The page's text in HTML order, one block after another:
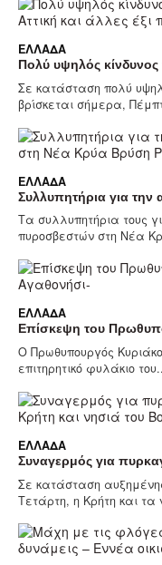
ΕΛΛΆΔΑ
Πολύ υψηλός
Σε κατάσταση πολύ
βρίσκεται σήμερα,
ΕΛΛΆΔΑ
Συλλυπητήρια για
Τα συλλυπητήρια τους
πυροσβεστών στη Νέα
ΕΛΛΆΔΑ
Επίσκεψη του
Ο Πρωθυπουργός
επιτηρητικό φυλάκιο
ΕΛΛΆΔΑ
Συναγερμός για
Σε κατάσταση
Τετάρτη, η Κρήτη και τα